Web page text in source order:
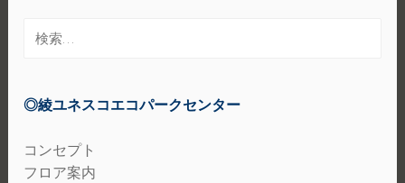
検
索:
◎綾ユネスコエコパークセンター
コンセプト
フロア案内